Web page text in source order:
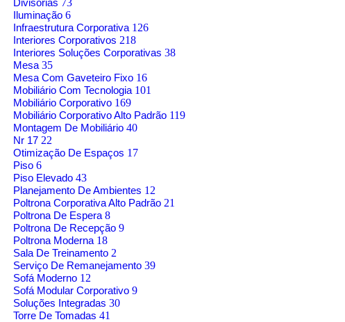
Divisórias 73
Iluminação 6
Infraestrutura Corporativa 126
Interiores Corporativos 218
Interiores Soluções Corporativas 38
Mesa 35
Mesa Com Gaveteiro Fixo 16
Mobiliário Com Tecnologia 101
Mobiliário Corporativo 169
Mobiliário Corporativo Alto Padrão 119
Montagem De Mobiliário 40
Nr 17 22
Otimização De Espaços 17
Piso 6
Piso Elevado 43
Planejamento De Ambientes 12
Poltrona Corporativa Alto Padrão 21
Poltrona De Espera 8
Poltrona De Recepção 9
Poltrona Moderna 18
Sala De Treinamento 2
Serviço De Remanejamento 39
Sofá Moderno 12
Sofá Modular Corporativo 9
Soluções Integradas 30
Torre De Tomadas 41